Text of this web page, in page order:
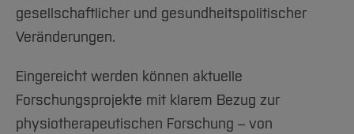
gesellschaftlicher und gesundheitspolitischer
Veränderungen.
Eingereicht werden können aktuelle
Forschungsprojekte mit klarem Bezug zur
physiotherapeutischen Forschung – von